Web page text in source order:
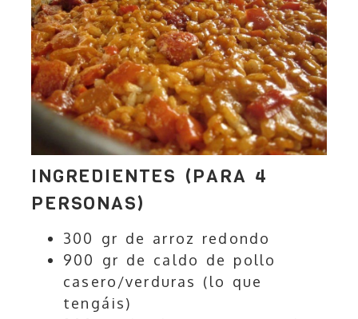
INGREDIENTES (PARA 4
PERSONAS)
300 gr de arroz redondo
900 gr de caldo de pollo
casero/verduras (lo que
tengáis)